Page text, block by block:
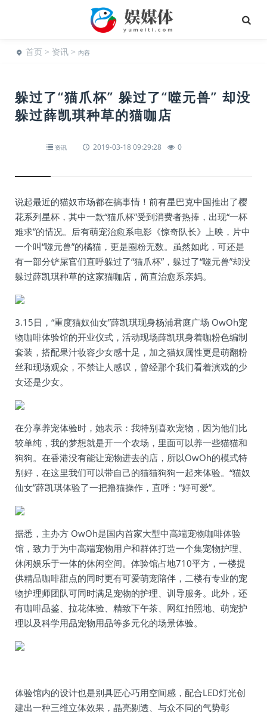
首页 > 资讯 > 内容
躲过了“猫爪杯” 躲过了“噬元兽” 却没
躲过薛凯琪种草的猫咖店
资讯 2019-03-18 09:29:28 0
说起最近的猫奴市场都在搞事情！前有星巴克中国推出了樱
花系列星杯，其中一款“猫爪杯”受到消费者热捧，出现“一杯
难求”的情况。后有萌宠治愈系电影《惊奇队长》上映，片中
一个叫“噬元兽”的橘猫，更是圈粉无数。虽然如此，可还是
有一部分铲屎官们直呼躲过了“猫爪杯”，躲过了“噬元兽”却没
躲过薛凯琪种草的这家猫咖店，简直治愈系亲妈。
3.15日，“重度猫奴仙女”薛凯琪现身杨浦君庭广场 OwOh宠
物咖啡体验馆的开业仪式，活动现场薛凯琪身着咖粉色编制
套装，搭配果汁妆容少女感十足，加之猫奴属性更是萌翻粉
丝和现场观众，不禁让人感叹，曾经那个我们看着演戏的少
女还是少女。
在分享养宠体验时，她表示：我特别喜欢宠物，因为他们比
较单纯，我的梦想就是开一个农场，里面可以养一些猫猫和
狗狗。在香港没有能让宠物进去的店，所以OwOh的模式特
别好，在这里我们可以带自己的猫猫狗狗一起来体验。“猫奴
仙女”薛凯琪体验了一把撸猫操作，直呼：“好可爱”。
据悉，主办方 OwOh是国内首家大型中高端宠物咖啡体验
馆，致力于为中高端宠物用户和群体打造一个集宠物护理、
休闲娱乐于一体的休闲空间。体验馆占地710平方，一楼提
供精品咖啡甜点的同时更有可爱萌宠陪伴，二楼有专业的宠
物护理师团队可同时满足宠物的护理、训导服务。此外，还
有咖啡品鉴、拉花体验、精致下午茶、网红拍照地、萌宠护
理以及科学用品宠物用品等多元化的场景体验。
体验馆内的设计也是别具匠心巧用空间感，配合LED灯光创
建出一种三维立体效果，晶亮剔透、与众不同的气势彰